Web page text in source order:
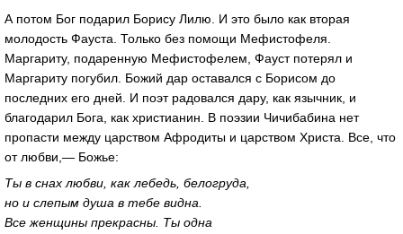
А потом Бог подарил Борису Лилю. И это было как вторая
молодость Фауста. Только без помощи Мефистофеля.
Маргариту, подаренную Мефистофелем, Фауст потерял и
Маргариту погубил. Божий дар оставался с Борисом до
последних его дней. И поэт радовался дару, как язычник, и
благодарил Бога, как христианин. В поэзии Чичибабина нет
пропасти между царством Афродиты и царством Христа. Все, что
от любви,— Божье:
Ты в снах любви, как лебедь, белогруда,
но и слепым душа в тебе видна.
Все женщины прекрасны. Ты одна